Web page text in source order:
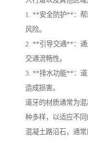
1. **安全防护**：
风险。
2. **引导交通**：通
交通流畅性。
3. **排水功能**：道
造成损害。
道牙的材质通常为
种多样，以适应不同
混凝土路沿石，通